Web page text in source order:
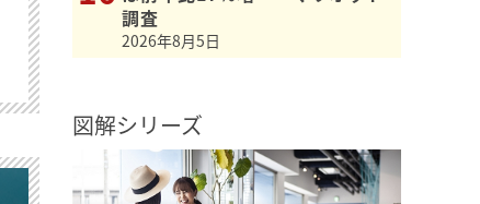
調査
2026年8月5日
図解シリーズ